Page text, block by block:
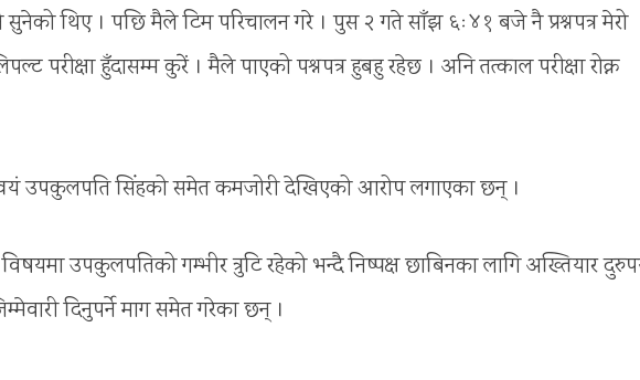
नै सुनेको थिए । पछि मैले टिम परिचालन गरे । पुस २ गते साँझ ६ः४१ बजे नै प्रश्नपत्र मेरो
परीक्षा हुँदासम्म कुरें । मैले पाएको पश्नपत्र हुबहु रहेछ । अनि तत्काल परीक्षा रोक्न
उपकुलपति सिंहको समेत कमजोरी देखिएको आरोप लगाएका छन् ।
उपकुलपतिको गम्भीर त्रुटि रहेको भन्दै निष्पक्ष छाबिनका लागि अख्तियार
दिनुपर्ने माग समेत गरेका छन् ।